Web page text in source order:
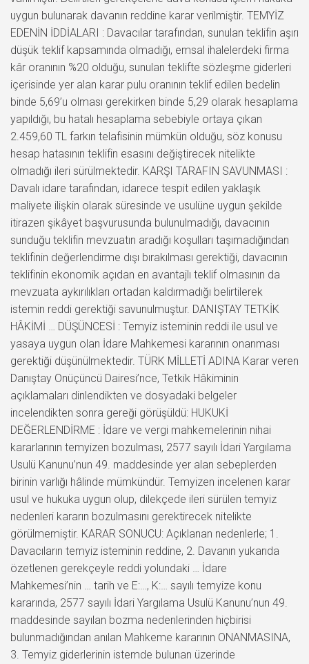
uygun bulunarak davanın reddine karar verilmiştir. TEMYİZ
EDENİN İDDİALARI : Davacılar tarafından, sunulan teklifin aşırı
düşük teklif kapsamında olmadığı, emsal ihalelerdeki firma
kâr oranının %20 olduğu, sunulan teklifte sözleşme giderleri
içerisinde yer alan karar pulu oranının teklif edilen bedelin
binde 5,69’u olması gerekirken binde 5,29 olarak hesaplama
yapıldığı, bu hatalı hesaplama sebebiyle ortaya çıkan
2.459,60 TL farkın telafisinin mümkün olduğu, söz konusu
hesap hatasının teklifin esasını değiştirecek nitelikte
olmadığı ileri sürülmektedir. KARŞI TARAFIN SAVUNMASI :
Davalı idare tarafından, idarece tespit edilen yaklaşık
maliyete ilişkin olarak süresinde ve usulüne uygun şekilde
itirazen şikâyet başvurusunda bulunulmadığı, davacının
sunduğu teklifin mevzuatın aradığı koşulları taşımadığından
teklifinin değerlendirme dışı bırakılması gerektiği, davacının
teklifinin ekonomik açıdan en avantajlı teklif olmasının da
mevzuata aykırılıkları ortadan kaldırmadığı belirtilerek
istemin reddi gerektiği savunulmuştur. DANIŞTAY TETKİK
HÂKİMİ … DÜŞÜNCESİ : Temyiz isteminin reddi ile usul ve
yasaya uygun olan İdare Mahkemesi kararının onanması
gerektiği düşünülmektedir. TÜRK MİLLETİ ADINA Karar veren
Danıştay Onüçüncü Dairesi’nce, Tetkik Hâkiminin
açıklamaları dinlendikten ve dosyadaki belgeler
incelendikten sonra gereği görüşüldü: HUKUKİ
DEĞERLENDİRME : İdare ve vergi mahkemelerinin nihai
kararlarının temyizen bozulması, 2577 sayılı İdari Yargılama
Usulü Kanunu’nun 49. maddesinde yer alan sebeplerden
birinin varlığı hâlinde mümkündür. Temyizen incelenen karar
usul ve hukuka uygun olup, dilekçede ileri sürülen temyiz
nedenleri kararın bozulmasını gerektirecek nitelikte
görülmemiştir. KARAR SONUCU: Açıklanan nedenlerle; 1.
Davacıların temyiz isteminin reddine, 2. Davanın yukarıda
özetlenen gerekçeyle reddi yolundaki … İdare
Mahkemesi’nin … tarih ve E:…, K:… sayılı temyize konu
kararında, 2577 sayılı İdari Yargılama Usulü Kanunu’nun 49.
maddesinde sayılan bozma nedenlerinden hiçbirisi
bulunmadığından anılan Mahkeme kararının ONANMASINA,
3. Temyiz giderlerinin istemde bulunan üzerinde